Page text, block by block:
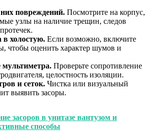
повреждений. Посмотрите на корпус,
узлы на наличие трещин, следов
в холостую. Если возможно, включите
чтобы оценить характер шумов и
Проверьте сопротивление
целостность изоляции.
и сеток. Чистка или визуальный
выявить засоры.
засоров в унитазе вантузом и
способы